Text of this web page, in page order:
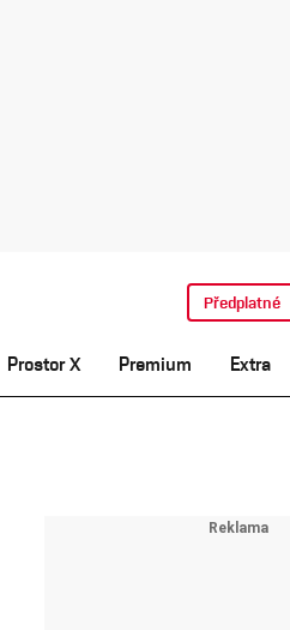
Prostor X Premium Extra
Předplatné